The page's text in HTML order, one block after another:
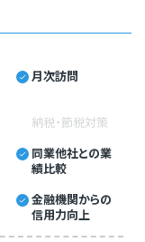
月次訪問
納税・節税対策
同業他社との業
績比較
金融機関からの
信用力向上